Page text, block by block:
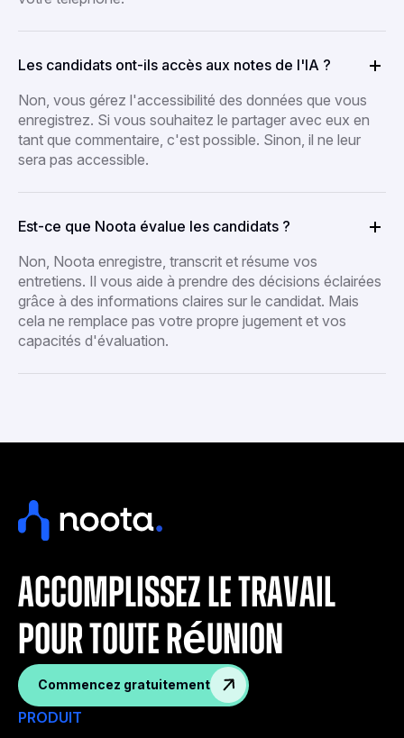
Les candidats ont-ils accès aux notes de l'IA ?
Non, vous gérez l'accessibilité des données que vous
enregistrez. Si vous souhaitez le partager avec eux en
tant que commentaire, c'est possible. Sinon, il ne leur
sera pas accessible.
Est-ce que Noota évalue les candidats ?
Non, Noota enregistre, transcrit et résume vos
entretiens. Il vous aide à prendre des décisions éclairées
grâce à des informations claires sur le candidat. Mais
cela ne remplace pas votre propre jugement et vos
capacités d'évaluation.
accomplissez le travail
pour toute réunion
Commencez gratuitement
PRODUIT